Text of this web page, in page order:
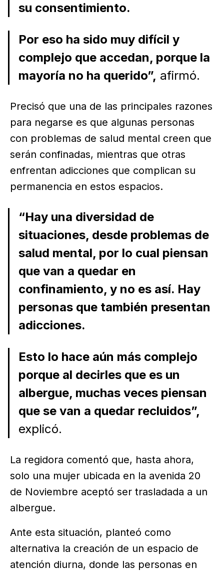
su consentimiento.
Por eso ha sido muy difícil y
complejo que accedan, porque la
mayoría no ha querido”, afirmó.
Precisó que una de las principales razones
para negarse es que algunas personas
con problemas de salud mental creen que
serán confinadas, mientras que otras
enfrentan adicciones que complican su
permanencia en estos espacios.
“Hay una diversidad de
situaciones, desde problemas de
salud mental, por lo cual piensan
que van a quedar en
confinamiento, y no es así. Hay
personas que también presentan
adicciones.
Esto lo hace aún más complejo
porque al decirles que es un
albergue, muchas veces piensan
que se van a quedar recluidos”,
explicó.
La regidora comentó que, hasta ahora,
solo una mujer ubicada en la avenida 20
de Noviembre aceptó ser trasladada a un
albergue.
Ante esta situación, planteó como
alternativa la creación de un espacio de
atención diurna, donde las personas en